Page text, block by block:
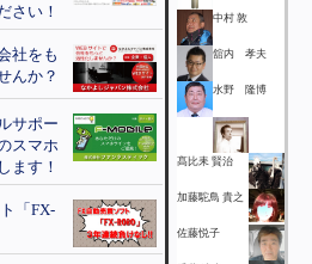
さい！
社をも
んか？
サポー
スマホ
ます！
「FX-
中村 敦
舘内 孝夫
水野 隆博
髙比耒 賢治
加藤駝鳥 貴之
佐藤悦子